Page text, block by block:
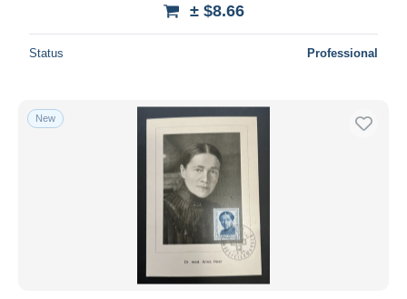
± $8.66
Status Professional
New